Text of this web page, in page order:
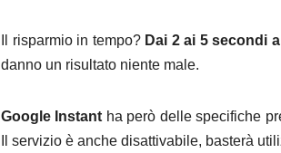
Il risparmio in tempo? Dai 2 ai 5 secondi
danno un risultato niente male.
Google Instant ha però delle specifiche
Il servizio è anche disattivabile, basterà